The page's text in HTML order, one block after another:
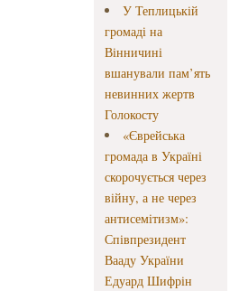
У Теплицькій
громаді на
Вінничині
вшанували пам’ять
невинних жертв
Голокосту
«Єврейська
громада в Україні
скорочується через
війну, а не через
антисемітизм»:
Співпрезидент
Вааду України
Едуард Шифрін